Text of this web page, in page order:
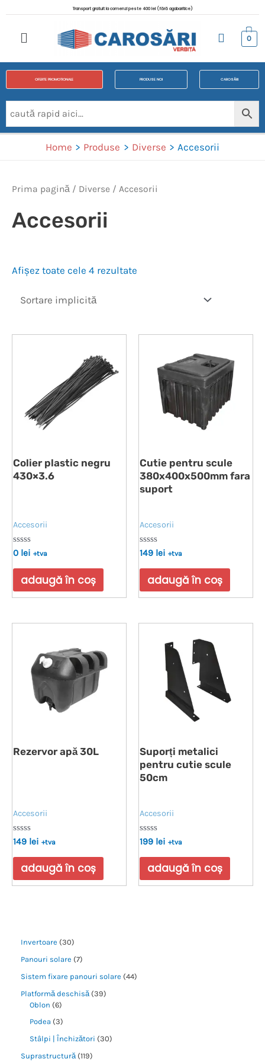
Transport gratuit la comenzi peste 400 lei (fără agabaritice)
0
OFERTE PROMOTIONALE PRODUSE NOI CAROSĂRI
Home Produse Diverse Accesorii
Invertoare 30
Panouri solare 7
Sistem fixare panouri solare 44
Platformă deschisă 39
Oblon 6
Podea 3
Stâlpi | Închizători 30
Suprastructură 119
Prima pagină / Diverse / Accesorii
Accesorii
Afișez toate cele 4 rezultate
Colier plastic negru
430×3.6
Accesorii
Evaluat
0
din
0 lei +tva
adaugă în coș
Cutie pentru scule
380x400x500mm fara
suport
Accesorii
Evaluat
0
din
149 lei +tva
adaugă în coș
Rezervor apă 30L
Accesorii
Evaluat
0
din
149 lei +tva
adaugă în coș
Suporți metalici
pentru cutie scule
50cm
Accesorii
Evaluat
0
din
199 lei +tva
adaugă în coș